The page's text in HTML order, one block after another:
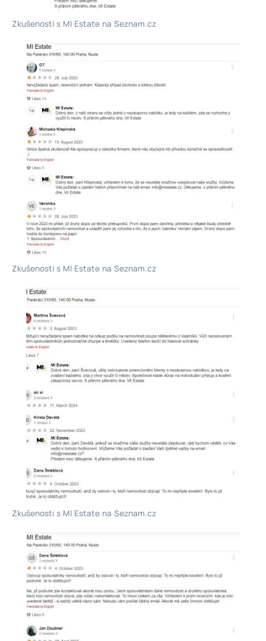
Zkušenosti s MI Estate na Seznam.cz
Zkušenosti s MI Estate na Seznam.cz
Zkušenosti s MI Estate na Seznam.cz